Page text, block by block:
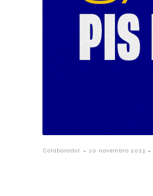
Colaborador - 20 novembro 2023 -